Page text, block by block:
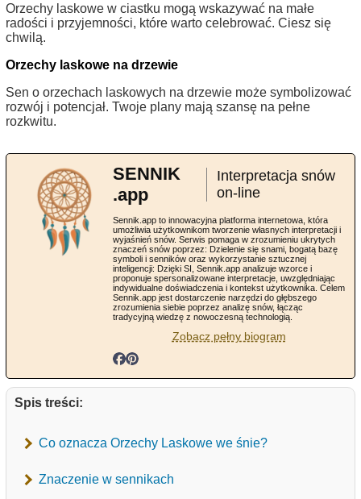
Orzechy laskowe w ciastku mogą wskazywać na małe
radości i przyjemności, które warto celebrować. Ciesz się
chwilą.
Orzechy laskowe na drzewie
Sen o orzechach laskowych na drzewie może symbolizować
rozwój i potencjał. Twoje plany mają szansę na pełne
rozkwitu.
SENNIK
.app
Interpretacja snów
on-line
Sennik.app to innowacyjna platforma internetowa, która
umożliwia użytkownikom tworzenie własnych interpretacji i
wyjaśnień snów. Serwis pomaga w zrozumieniu ukrytych
znaczeń snów poprzez: Dzielenie się snami, bogatą bazę
symboli i senników oraz wykorzystanie sztucznej
inteligencji: Dzięki SI, Sennik.app analizuje wzorce i
proponuje spersonalizowane interpretacje, uwzględniając
indywidualne doświadczenia i kontekst użytkownika. Celem
Sennik.app jest dostarczenie narzędzi do głębszego
zrozumienia siebie poprzez analizę snów, łącząc
tradycyjną wiedzę z nowoczesną technologią.
Zobacz pełny biogram
Spis treści:
Co oznacza Orzechy Laskowe we śnie?
Znaczenie w sennikach